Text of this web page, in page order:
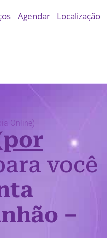
Agendar Localização
Online)
você
–